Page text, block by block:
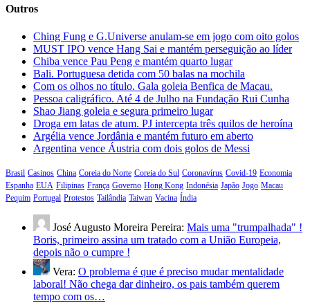
Outros
Ching Fung e G.Universe anulam-se em jogo com oito golos
MUST IPO vence Hang Sai e mantém perseguição ao líder
Chiba vence Pau Peng e mantém quarto lugar
Bali. Portuguesa detida com 50 balas na mochila
Com os olhos no título. Gala goleia Benfica de Macau.
Pessoa caligráfico. Até 4 de Julho na Fundação Rui Cunha
Shao Jiang goleia e segura primeiro lugar
Droga em latas de atum. PJ intercepta três quilos de heroína
Argélia vence Jordânia e mantém futuro em aberto
Argentina vence Áustria com dois golos de Messi
Brasil Casinos China Coreia do Norte Coreia do Sul Coronavírus Covid-19 Economia
Espanha EUA Filipinas França Governo Hong Kong Indonésia Japão Jogo Macau
Pequim Portugal Protestos Tailândia Taiwan Vacina Índia
José Augusto Moreira Pereira: Mais uma "trumpalhada" !
Boris, primeiro assina um tratado com a União Europeia,
depois não o cumpre !
Vera: O problema é que é preciso mudar mentalidade
laboral! Não chega dar dinheiro, os pais também querem
tempo com os…